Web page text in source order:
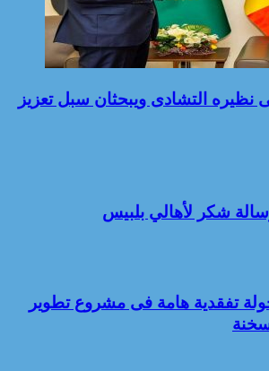
نظيره التشادى ويبحثان سبل تعزيز
شكر لأهالي بلبيس
تفقدية هامة فى مشروع تطوير